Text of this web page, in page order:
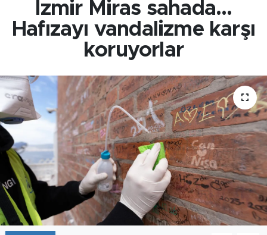
İzmir Miras sahada...
Hafızayı vandalizme karşı
koruyorlar